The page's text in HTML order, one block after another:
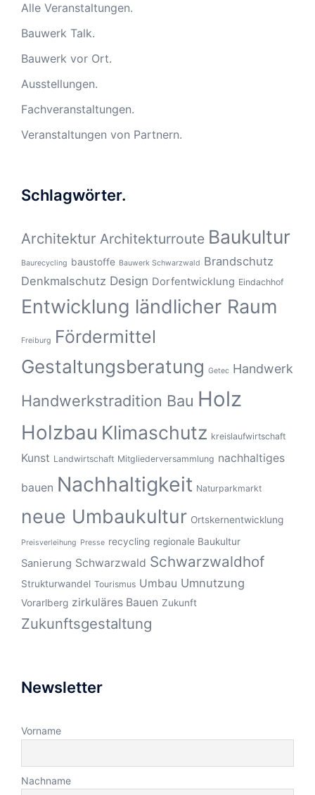
Alle Veranstaltungen.
Bauwerk Talk.
Bauwerk vor Ort.
Ausstellungen.
Fachveranstaltungen.
Veranstaltungen von Partnern.
Schlagwörter.
Architektur Architekturroute Baukultur
Baurecycling baustoffe Bauwerk Schwarzwald Brandschutz
Denkmalschutz Design Dorfentwicklung Eindachhof
Entwicklung ländlicher Raum
Freiburg Fördermittel
Gestaltungsberatung Getec Handwerk
Handwerkstradition Bau Holz
Holzbau Klimaschutz kreislaufwirtschaft
Kunst Landwirtschaft Mitgliederversammlung nachhaltiges
bauen Nachhaltigkeit Naturparkmarkt
neue Umbaukultur Ortskernentwicklung
Preisverleihung Presse recycling regionale Baukultur
Sanierung Schwarzwald Schwarzwaldhof
Strukturwandel Tourismus Umbau Umnutzung
Vorarlberg zirkuläres Bauen Zukunft
Zukunftsgestaltung
Newsletter
Vorname
Nachname